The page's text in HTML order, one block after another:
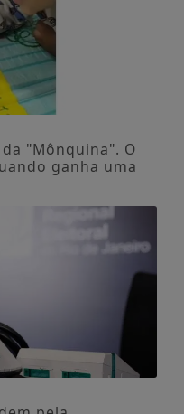
"Mônquina". O
ganha uma